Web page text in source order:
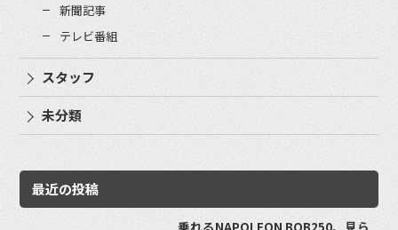
新聞記事
テレビ番組
スタッフ
未分類
最近の投稿
乗れるNAPOLEON BOB250、見ら